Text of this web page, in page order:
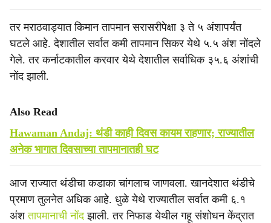
तर मराठवाड्यात किमान तापमान सरासरीपेक्षा ३ ते ५ अंशापर्यंत
घटले आहे. देशातील सर्वात कमी तापमान सिकर येथे ५.५ अंश नोंदले
गेले. तर कर्नाटकातील करवार येथे देशातील सर्वाधिक ३५.६ अंशांची
नोंद झाली.
Also Read
Hawaman Andaj: थंडी काही दिवस कायम राहणार; राज्यातील
अनेक भागात दिवसाच्या तापमानातही घट
आज राज्यात थंडीचा कडाका चांगलाच जाणवला. खानदेशात थंडीचे
प्रमाण तुलनेत अधिक आहे. धुळे येथे राज्यातील सर्वात कमी ६.१
अंशतापमानाची नोंदझाली. तर निफाड येथील गहू संशोधन केंद्रात